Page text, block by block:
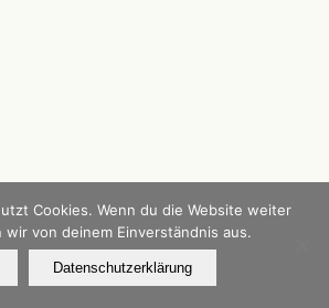
Cookies. Wenn du die Website weiter
von deinem Einverständnis aus.
Datenschutzerklärung